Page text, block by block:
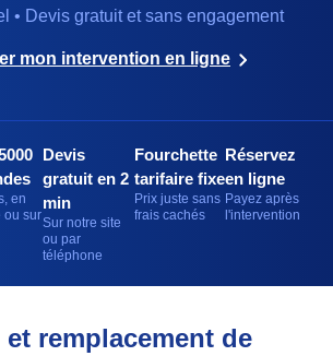
• Devis gratuit et sans engagement
mon intervention en ligne
en
ou sur
Devis
gratuit en 2
min
Sur notre site
ou par
téléphone
Fourchette
tarifaire fixe
Prix juste sans
frais cachés
Réservez
en ligne
Payez après
l'intervention
remplacement de